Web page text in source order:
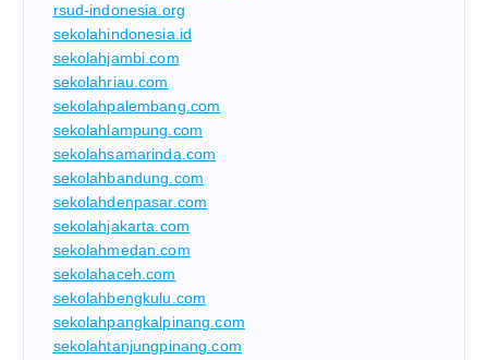
rsud-indonesia.org
sekolahindonesia.id
sekolahjambi.com
sekolahriau.com
sekolahpalembang.com
sekolahlampung.com
sekolahsamarinda.com
sekolahbandung.com
sekolahdenpasar.com
sekolahjakarta.com
sekolahmedan.com
sekolahaceh.com
sekolahbengkulu.com
sekolahpangkalpinang.com
sekolahtanjungpinang.com